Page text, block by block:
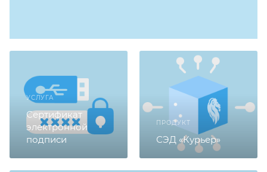
УСЛУГА
Сертификат
электронной
подписи
ПРОДУКТ
СЭД «Курьер»